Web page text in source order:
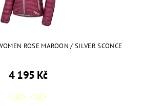
ROSE MAROON / SILVER SCONCE
4 195 Kč